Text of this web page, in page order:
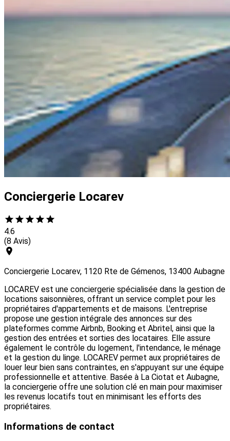
Conciergerie Locarev
4.6
(8 Avis)
Conciergerie Locarev, 1120 Rte de Gémenos, 13400 Aubagne
LOCAREV est une conciergerie spécialisée dans la gestion de
locations saisonnières, offrant un service complet pour les
propriétaires d'appartements et de maisons. L'entreprise
propose une gestion intégrale des annonces sur des
plateformes comme Airbnb, Booking et Abritel, ainsi que la
gestion des entrées et sorties des locataires. Elle assure
également le contrôle du logement, l'intendance, le ménage
et la gestion du linge. LOCAREV permet aux propriétaires de
louer leur bien sans contraintes, en s'appuyant sur une équipe
professionnelle et attentive. Basée à La Ciotat et Aubagne,
la conciergerie offre une solution clé en main pour maximiser
les revenus locatifs tout en minimisant les efforts des
propriétaires.
Informations de contact